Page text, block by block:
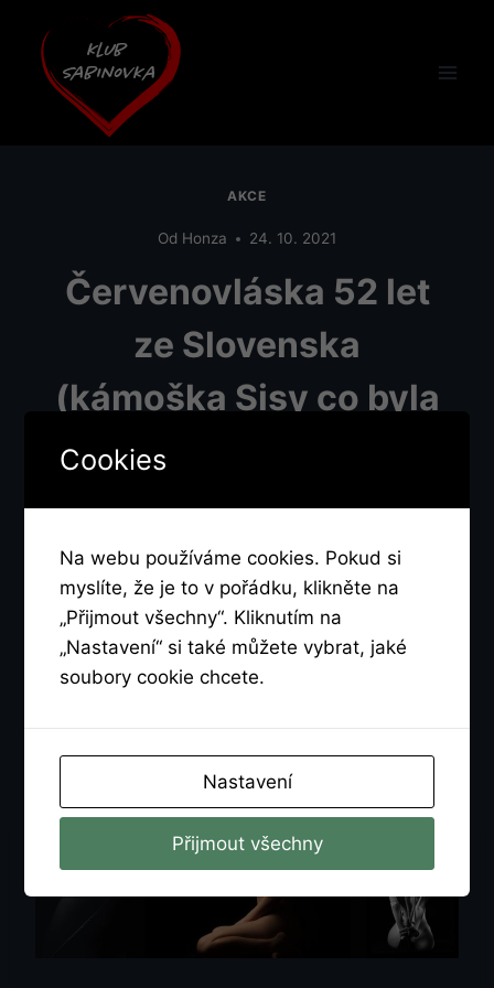
obsah
AKCE
Od Honza 24. 10. 2021
Červenovláska 52 let
ze Slovenska
(kámoška Sisy co byla
dnes v pátek) přijde i
zítra v sobotu 25.10. v
18:00 a bude opět
poskytovat píču k
vymrdání. Dnes
samců.
Cookies
Na webu používáme cookies. Pokud si
myslíte, že je to v pořádku, klikněte na
„Přijmout všechny“. Kliknutím na
„Nastavení“ si také můžete vybrat, jaké
soubory cookie chcete.
Nastavení
Přijmout všechny